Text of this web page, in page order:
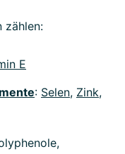
zählen:
E
: Selen, Zink,